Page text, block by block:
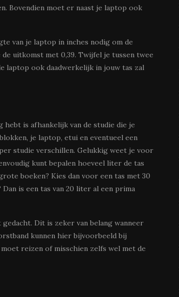
Bovendien moet er naast je laptop ook
van je laptop in inches nodig om de
uitkomst met 0,39. Twijfel je tussen twee
laptop ook daadwerkelijk in jouw tas zal
is afhankelijk van de studie die je
je laptop, etui en eventueel een
studie verschillen. Gelukkig weet je voor
kunt bepalen hoeveel liter de tas
boeken? Kies dan voor een tas met 30
is een tas van 20 liter al een prima
Dit is zeker van belang wanneer
kunnen hier bijvoorbeeld bij
reizen of misschien zelfs wel met de